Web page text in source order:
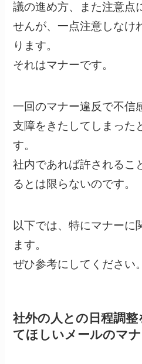
議の進め方、また注意点
せんが、一点注意しなけ
ります。
それはマナーです。
一回のマナー違反で不信
支障をきたしてしまった
す。
社内であれば許されるこ
るとは限らないのです。
以下では、特にマナーに
ます。
ぜひ参考にしてください。
社外の人との日程調
てほしいメールのマ